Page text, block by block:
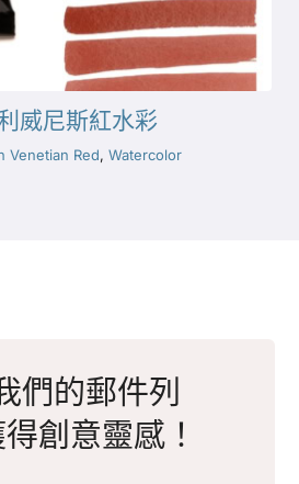
威尼斯紅水彩
Venetian Red, Watercolor
們的郵件列
創意靈感！